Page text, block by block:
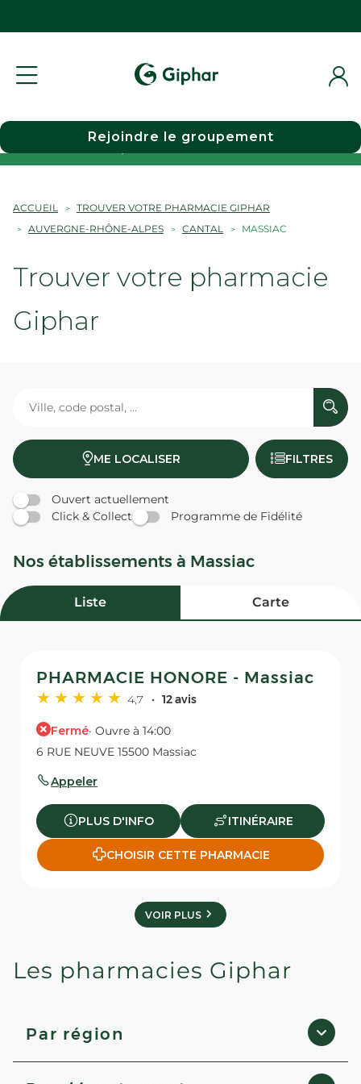
Choisir une pharmacie
Rejoindre le groupement
ACCUEIL
TROUVER VOTRE PHARMACIE GIPHAR
AUVERGNE-RHÔNE-ALPES
CANTAL MASSIAC
Trouver votre pharmacie
Giphar
ME LOCALISER FILTRES
Ouvert actuellement
Click & Collect
Programme de Fidélité
Nos établissements à Massiac
Liste Carte
PHARMACIE HONORE - Massiac
4,7 12 avis
Fermé· Ouvre à 14:00
6 RUE NEUVE 15500 Massiac
Appeler
PLUS D'INFO ITINÉRAIRE
CHOISIR CETTE PHARMACIE
VOIR PLUS
Les pharmacies Giphar
Par région